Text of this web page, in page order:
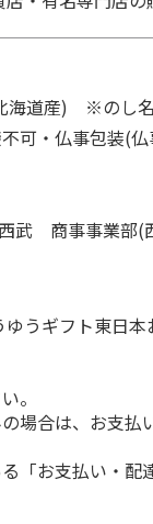
海道産) ※のし
可・仏事包装(
武 商事事業部(
うギフト東日
。
場合は、お支払
「お支払い・配